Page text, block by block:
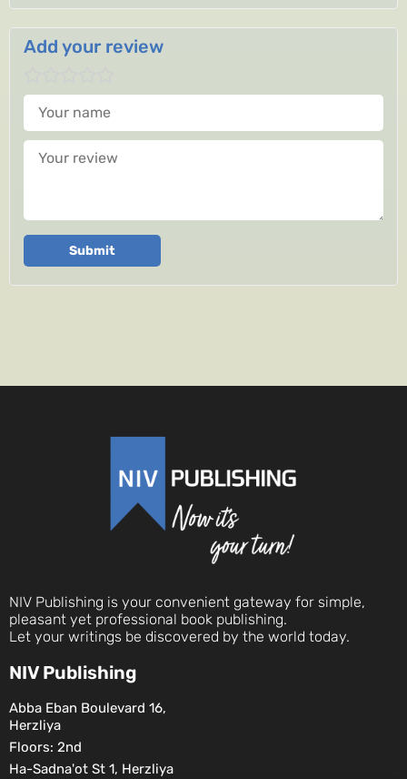
Add your review
Your name
Your review
Submit
NIV Publishing is your convenient gateway for simple,
pleasant yet professional book publishing.
Let your writings be discovered by the world today.
NIV Publishing
Abba Eban Boulevard 16,
Herzliya
Floors: 2nd
Ha-Sadna'ot St 1, Herzliya